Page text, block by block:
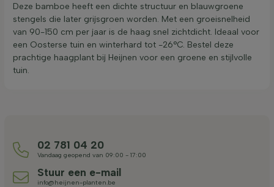
Deze bamboe heeft een dichte structuur en blauwgroene
stengels die later grijsgroen worden. Met een groeisnelheid
van 90-150 cm per jaar is de haag snel zichtdicht. Ideaal voor
een Oosterse tuin en winterhard tot -26°C. Bestel deze
prachtige haagplant bij Heijnen voor een groene en stijlvolle
tuin.
02 781 04 20
Vandaag geopend van 09:00 - 17:00
Stuur een e-mail
info@heijnen-planten.be